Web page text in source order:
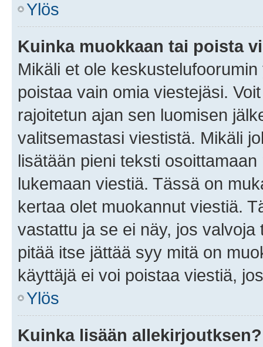
Ylös
Kuinka muokkaan tai poista
Mikäli et ole
poistaa vain omia viestejäsi.
rajoitetun ajan sen luomisen
valitsemastasi viestistä. Mikäli
lisätään pieni teksti
lukemaan viestiä. Tässä on
kertaa olet muokannut viestiä.
vastattu ja se ei näy, jos
pitää itse jättää syy mitä on
käyttäjä ei voi poistaa viestiä,
Ylös
Kuinka lisään allekirjoutksen?